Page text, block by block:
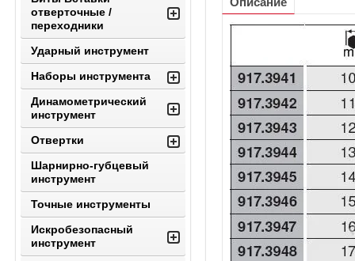
отверточные /
переходники
Ударный инструмент
Наборы инструмента
Динамометрический
инструмент
Отвертки
Шарнирно-губцевый
инструмент
Точные инструменты
Искробезопасный
инструмент